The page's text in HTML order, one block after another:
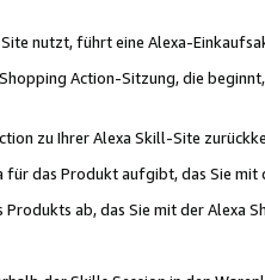
nutzt, führt eine Alexa-
Action-Sitzung, die
zu Ihrer Alexa Skill-Site
das Produkt aufgibt, das Sie mit
Produkts ab, das Sie mit der Alexa